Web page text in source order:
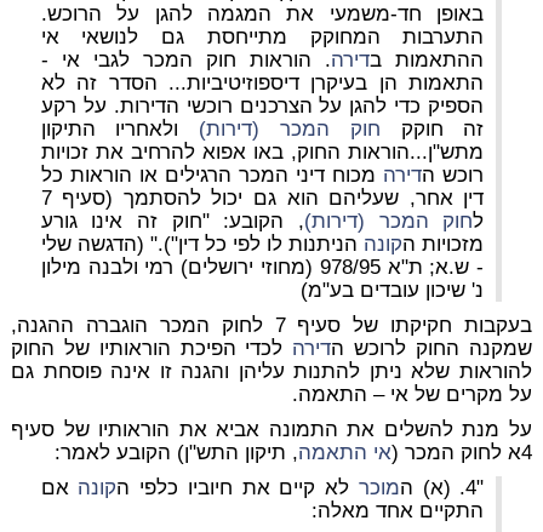
באופן חד-משמעי את המגמה להגן על הרוכש.
התערבות המחוקק מתייחסת גם לנושאי אי
ההתאמות בדירה. הוראות חוק המכר לגבי אי -
התאמות הן בעיקרן דיספוזיטיביות... הסדר זה לא
הספיק כדי להגן על הצרכנים רוכשי הדירות. על רקע
זה חוקק חוק המכר (דירות) ולאחריו התיקון
מתש"ן...הוראות החוק, באו אפוא להרחיב את זכויות
רוכש הדירה מכוח דיני המכר הרגילים או הוראות כל
דין אחר, שעליהם הוא גם יכול להסתמך (סעיף 7
לחוק המכר (דירות), הקובע: "חוק זה אינו גורע
מזכויות הקונה הניתנות לו לפי כל דין")." (הדגשה שלי
- ש.א; ת"א 978/95 (מחוזי ירושלים) רמי ולבנה מילון
נ' שיכון עובדים בע"מ)
בעקבות חקיקתו של סעיף 7 לחוק המכר הוגברה ההגנה,
שמקנה החוק לרוכש הדירה לכדי הפיכת הוראותיו של החוק
להוראות שלא ניתן להתנות עליהן והגנה זו אינה פוסחת גם
על מקרים של אי – התאמה.
על מנת להשלים את התמונה אביא את הוראותיו של סעיף
4א לחוק המכר (
אי התאמה, תיקון התש"ן) הקובע לאמר:
"4. (א) ה
מוכר לא קיים את חיוביו כלפי הקונה אם
התקיים אחד מאלה: